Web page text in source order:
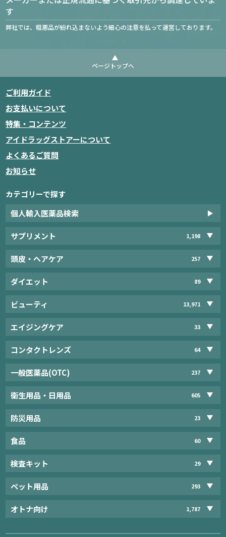
す
弊社では、粗悪品が紛れ込まないよう細心の注意を払って運営しております。
ページトップへ
ご利用ガイド
お支払いについて
特集・コンテンツ
アイドラッグストアーについて
よくあるご質問
お知らせ
カテゴリーで探す
個人輸入医薬品検索
サプリメント 1,198
頭皮・ヘアケア 257
ダイエット 89
ビューティ 13,971
エイジングケア 33
コンタクトレンズ 64
一般医薬品(OTC) 237
衛生用品・日用品 605
防災用品 23
食品 60
検査キット 29
ペット用品 293
オトナ向け 1,787